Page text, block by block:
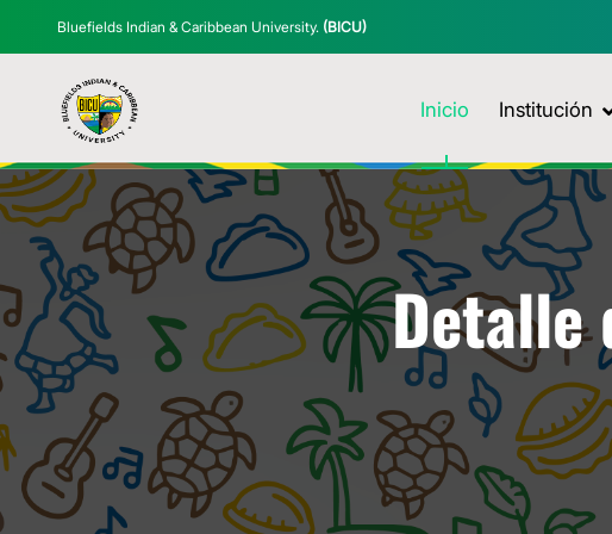
Bluefields Indian & Caribbean University. (BICU)
Inicio Institución
Detalle